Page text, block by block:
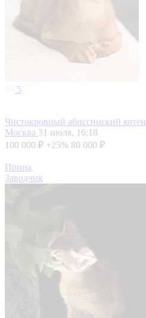
5
Чистокровный абиссинский
Москва 31 июля, 16:18
100 000 ₽ +25% 80 000 ₽
Ирина
Заводчик